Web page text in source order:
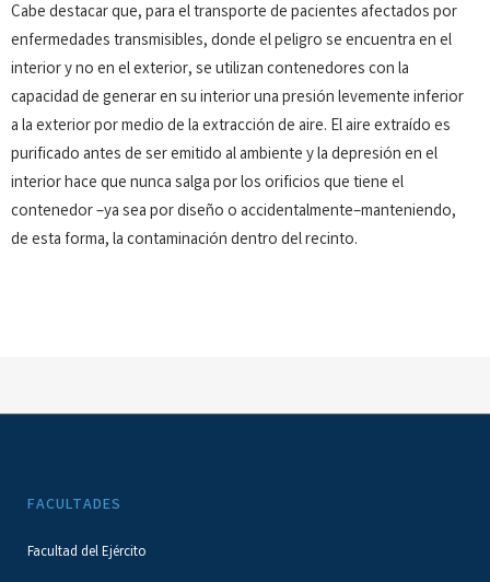
Cabe destacar que, para el transporte de pacientes afectados por
enfermedades transmisibles, donde el peligro se encuentra en el
interior y no en el exterior, se utilizan contenedores con la
capacidad de generar en su interior una presión levemente inferior
a la exterior por medio de la extracción de aire. El aire extraído es
purificado antes de ser emitido al ambiente y la depresión en el
interior hace que nunca salga por los orificios que tiene el
contenedor –ya sea por diseño o accidentalmente–manteniendo,
de esta forma, la contaminación dentro del recinto.
FACULTADES
Facultad del Ejército